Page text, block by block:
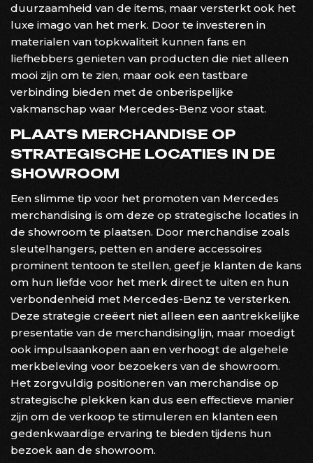
duurzaamheid van de items, maar versterkt ook het
luxe imago van het merk. Door te investeren in
materialen van topkwaliteit kunnen fans en
liefhebbers genieten van producten die niet alleen
mooi zijn om te zien, maar ook een tastbare
verbinding bieden met de onberispelijke
vakmanschap waar Mercedes-Benz voor staat.
PLAATS MERCHANDISE OP
STRATEGISCHE LOCATIES IN DE
SHOWROOM
Een slimme tip voor het promoten van Mercedes
merchandising is om deze op strategische locaties in
de showroom te plaatsen. Door merchandise zoals
sleutelhangers, petten en andere accessoires
prominent tentoon te stellen, geef je klanten de kans
om hun liefde voor het merk direct te uiten en hun
verbondenheid met Mercedes-Benz te versterken.
Deze strategie creëert niet alleen een aantrekkelijke
presentatie van de merchandisinglijn, maar moedigt
ook impulsaankopen aan en verhoogt de algehele
merkbeleving voor bezoekers van de showroom.
Het zorgvuldig positioneren van merchandise op
strategische plekken kan dus een effectieve manier
zijn om de verkoop te stimuleren en klanten een
gedenkwaardige ervaring te bieden tijdens hun
bezoek aan de showroom.